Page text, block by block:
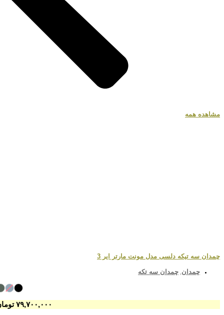
مشاهده همه
چمدان سه تیکه دلسی مدل مونت مارتر ایر 3
چمدان,چمدان سه تکه
۷۹,۷۰۰,۰۰۰ تومان